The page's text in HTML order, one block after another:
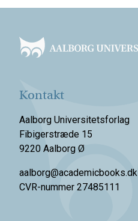
Kontakt
Aalborg Universitetsforlag
Fibigerstræde 15
9220 Aalborg Ø
aalborg@academicbooks.dk
CVR-nummer 27485111